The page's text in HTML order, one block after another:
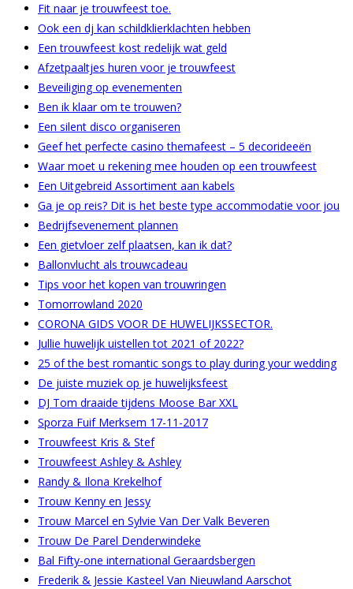
Fit naar je trouwfeest toe.
Ook een dj kan schildklierklachten hebben
Een trouwfeest kost redelijk wat geld
Afzetpaaltjes huren voor je trouwfeest
Beveiliging op evenementen
Ben ik klaar om te trouwen?
Een silent disco organiseren
Geef het perfecte casino themafeest – 5 decorideeën
Waar moet u rekening mee houden op een trouwfeest
Een Uitgebreid Assortiment aan kabels
Ga je op reis? Dit is het beste type accommodatie voor jou
Bedrijfsevenement plannen
Een gietvloer zelf plaatsen, kan ik dat?
Ballonvlucht als trouwcadeau
Tips voor het kopen van trouwringen
Tomorrowland 2020
CORONA GIDS VOOR DE HUWELIJKSSECTOR.
Jullie huwelijk uistellen tot 2021 of 2022?
25 of the best romantic songs to play during your wedding
De juiste muziek op je huwelijksfeest
DJ Tom draaide tijdens Moose Bar XXL
Sporza Fuif Merksem 17-11-2017
Trouwfeest Kris & Stef
Trouwfeest Ashley & Ashley
Randy & Ilona Krekelhof
Trouw Kenny en Jessy
Trouw Marcel en Sylvie Van Der Valk Beveren
Trouw De Parel Denderwindeke
Bal Fifty-one international Geraardsbergen
Frederik & Jessie Kasteel Van Nieuwland Aarschot